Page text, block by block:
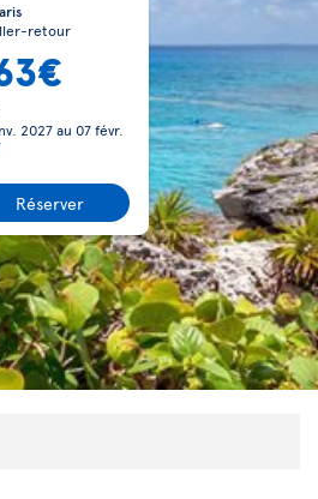
retour
2027au 07 févr.
Réserver